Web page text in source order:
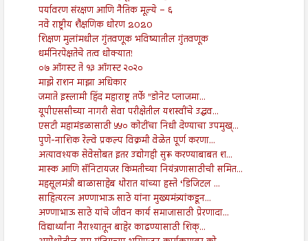
पर्यावरण संरक्षण आणि नैतिक मूल्ये – ६
नवे राष्ट्रीय शैक्षणिक धोरण 2020
शिक्षण मुलांमधील गुंतवणूक भविष्यातील गुंतवणूक
धर्मनिरपेक्षतेचे तत्व धोक्यात!
०७ ऑगस्ट ते १३ ऑगस्ट २०२०
माझे राशन माझा अधिकार
जमाते इस्लामी हिंद महाराष्ट्र तर्फे "डोनेट प्लाजमा...
यूपीएससीच्या नागरी सेवा परीक्षेतील यशस्वींचे उद्धव...
एसटी महामंडळासाठी ५५० कोटींचा निधी देण्याचा उपमुख्...
पुणे-नाशिक रेल्वे प्रकल्प विक्रमी वेळेत पूर्ण करणा...
अत्यावश्यक सेवेसोबत इतर उद्योगही सुरू करण्याबाबत श...
मास्क आणि सॅनिटायजर किमतीच्या नियंत्रणासाठीची समित...
महसूलमंत्री बाळासाहेब थोरात यांच्या हस्ते ‘डिजिटल ...
साहित्यरत्न अण्णाभाऊ साठे यांना मुख्यमंत्र्यांकडून...
अण्णाभाऊ साठे यांचे जीवन कार्य समाजासाठी प्रेरणादा...
विद्यार्थ्यांना नैराश्यातून बाहेर काढण्यासाठी शिक्...